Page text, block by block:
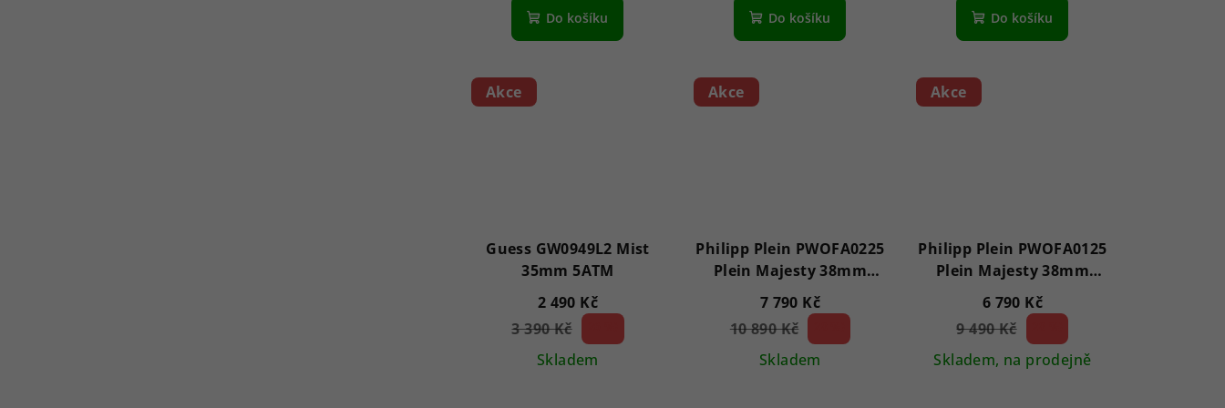
Do košíku Do košíku Do košíku
Akce
Guess GW0949L2 Mist
35mm 5ATM
2 490 Kč
3 390 Kč
Skladem
Akce
Philipp Plein PWOFA0225
Plein Majesty 38mm
5ATM
7 790 Kč
10 890 Kč
Skladem
Akce
Philipp Plein PWOFA0125
Plein Majesty 38mm
5ATM
6 790 Kč
9 490 Kč
Skladem, na prodejně